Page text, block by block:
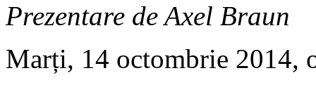
Prezentare de Axel Braun
Marți, 14 octombrie 2014,